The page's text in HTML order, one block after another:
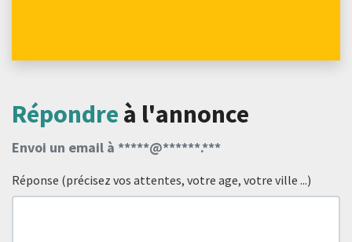
Répondre à l'annonce
Envoi un email à *****@******.***
Réponse (précisez vos attentes, votre age, votre ville ...)